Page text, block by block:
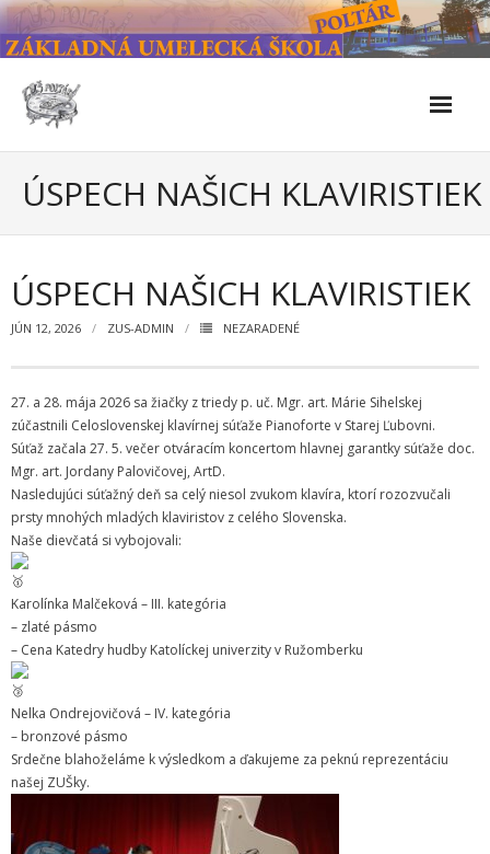
Skip
to
content
- História školy
- Naše úspechy od roku 2019 – do 2024
- KULTÚRNO-SPOLOČENSKÉ PODUJATIA 2024/2025
Zamestnanci
- Vedenie školy
- Nepedagogickí zamestnanci
Vyučované odbory
- Hudobný odbor
- Výtvarný odbor
ÚSPECH NAŠICH KLAVIRISTIEK
ÚSPECH NAŠICH KLAVIRISTIEK
JÚN 12, 2026 ZUS-ADMIN NEZARADENÉ
27. a 28. mája 2026 sa žiačky z triedy p. uč. Mgr. art. Márie Sihelskej
zúčastnili Celoslovenskej klavírnej súťaže Pianoforte v Starej Ľubovni.
Súťaž začala 27. 5. večer otváracím koncertom hlavnej garantky súťaže doc.
Mgr. art. Jordany Palovičovej, ArtD.
Nasledujúci súťažný deň sa celý niesol zvukom klavíra, ktorí rozozvučali
prsty mnohých mladých klaviristov z celého Slovenska.
Naše dievčatá si vybojovali:
Karolínka Malčeková – III. kategória
– zlaté pásmo
– Cena Katedry hudby Katolíckej univerzity v Ružomberku
Nelka Ondrejovičová – IV. kategória
– bronzové pásmo
Srdečne blahoželáme k výsledkom a ďakujeme za peknú reprezentáciu
našej ZUŠky.